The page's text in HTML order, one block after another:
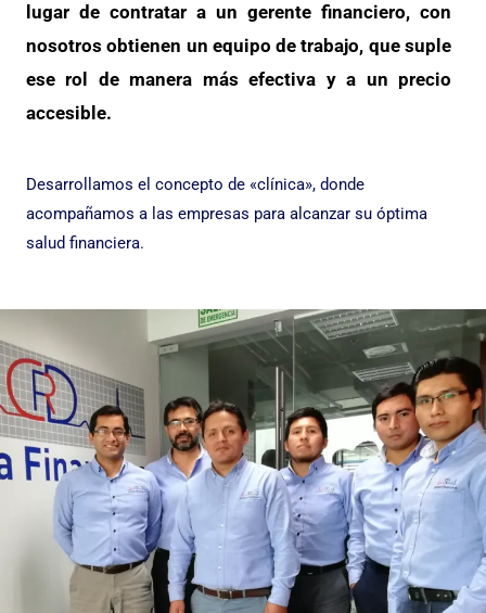
lugar de contratar a un gerente financiero, con
nosotros obtienen un equipo de trabajo, que suple
ese rol de manera más efectiva y a un precio
accesible.
Desarrollamos el concepto de «clínica», donde
acompañamos a las empresas para alcanzar su óptima
salud financiera.